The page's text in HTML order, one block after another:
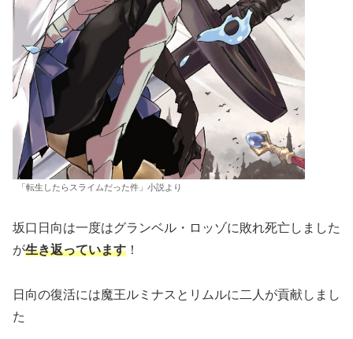
「転生したらスライムだった件」小説より
坂口日向は一度はグランベル・ロッゾに敗れ死亡しました
が生き返っています ！
日向の復活には魔王ルミナスとリムルに二人が貢献しまし
た